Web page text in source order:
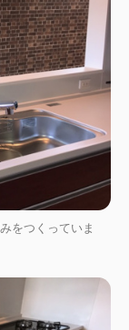
をつくっていま